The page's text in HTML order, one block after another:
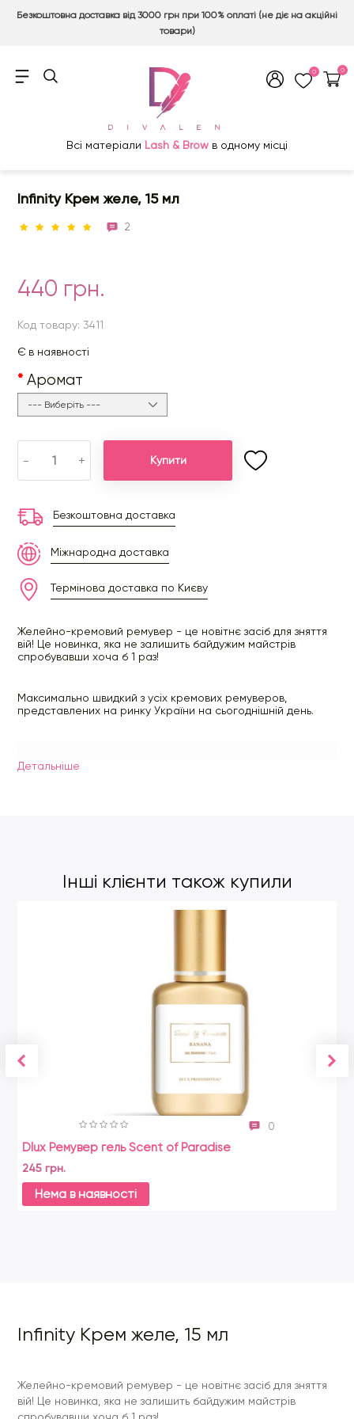
Безкоштовна доставка від 3000 грн при 100% оплаті (не діє на акційні
товари)
0 0
Всі матеріали Lash & Brow в одному місці
Infinity Крем желе, 15 мл
2
440 грн.
Код товару: 3411
Є в наявності
Аромат
- + Купити
Безкоштовна доставка
Міжнародна доставка
Термінова доставка по Києву
Желейно-кремовий ремувер - це новітнє засіб для зняття
вій! Це новинка, яка не залишить байдужим майстрів
спробувавши хоча б 1 раз!
Максимально швидкий з усіх кремових ремуверов,
представлених на ринку України на сьогоднішній день.
Дуже економічний витрата
Детальнiше
Інші клієнти також купили
0
Dlux Ремувер гель Scent of Paradise
245 грн.
Нема в наявності
Infinity Крем желе, 15 мл
Желейно-кремовий ремувер - це новітнє засіб для зняття
вій! Це новинка, яка не залишить байдужим майстрів